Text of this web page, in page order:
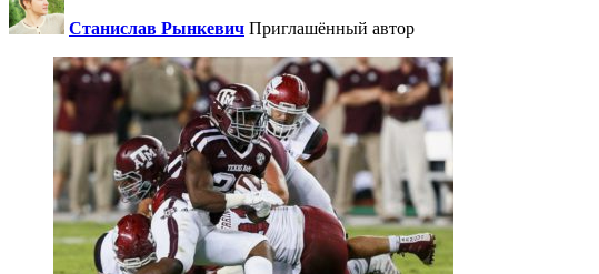
Станислав Рынкевич Приглашённый автор